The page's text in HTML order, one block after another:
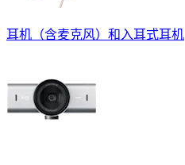
耳机（含麦克风）和入耳式耳机